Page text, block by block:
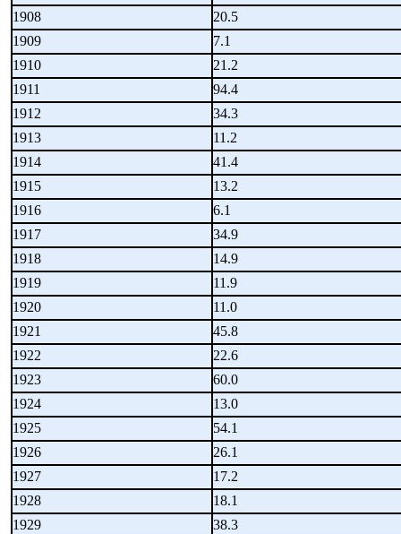
1908
20.5
1909
7.1
1910
21.2
1911
94.4
1912
34.3
1913
11.2
1914
41.4
1915
13.2
1916
6.1
1917
34.9
1918
14.9
1919
11.9
1920
11.0
1921
45.8
1922
22.6
1923
60.0
1924
13.0
1925
54.1
1926
26.1
1927
17.2
1928
18.1
1929
38.3